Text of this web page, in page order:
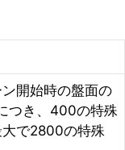
開始時の盤面の
つき、400の特殊
で2800の特殊